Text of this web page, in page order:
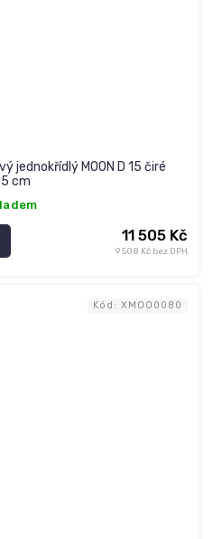
jednokřídlý MOON D 15 čiré
cm
9 508 Kč bez DPH
11 505 Kč
Kód: XMOO0080